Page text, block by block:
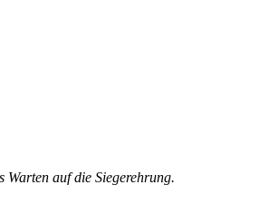
Warten auf die Siegerehrung.